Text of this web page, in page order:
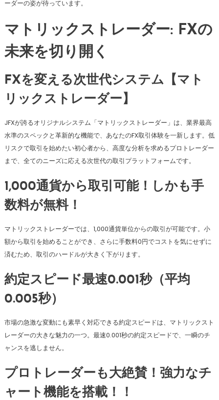
ーダーの姿が待っています。
マトリックストレーダー: FXの
未来を切り開く
FXを変える次世代システム【マト
リックストレーダー】
JFXが誇るオリジナルシステム「マトリックストレーダー」は、業界最高
水準のスペックと革新的な機能で、あなたのFX取引体験を一新します。低
リスクで取引を始めたい初心者から、高度な分析を求めるプロトレーダー
まで、全てのニーズに応える次世代の取引プラットフォームです。
1,000通貨から取引可能！しかも手
数料が無料！
マトリックストレーダーでは、1,000通貨単位からの取引が可能です。小
額から取引を始めることができ、さらに手数料0円でコストを気にせずに
済むため、取引のハードルが大きく下がります。
約定スピード最速0.001秒（平均
0.005秒）
市場の急激な変動にも素早く対応できる約定スピードは、マトリックスト
レーダーの大きな魅力の一つ。最速0.001秒の約定スピードで、一瞬のチ
ャンスを逃しません。
プロトレーダーも大絶賛！強力なチ
ャート機能を搭載！！